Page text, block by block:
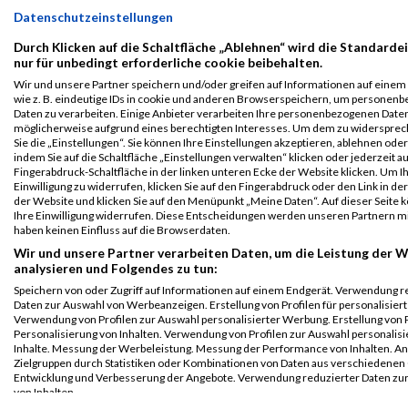
Dillingen/Saar
Einzelwertung
weiblich
Dillingen
/ Saar
B2Run
Dillingen/Saar
Teamwertung
mixed
7068 Jana Harward 0000 GER
Stadt
Dillingen
/ Saar
Legende:
GPos = Geschlechter Position, KPos = Kategorie Position, TPos =
Team Position, DNS = Did not start, DNF = Did not finish, DQ =
Disqualifiziert
Datenschutzeinstellungen
Durch Klicken auf die Schaltfläche „Ablehnen“ wird die
nur für unbedingt erforderliche cookie beibehalten.
Wir und unsere Partner speichern und/oder greifen auf Informationen auf einem
wie z. B. eindeutige IDs in cookie und anderen Browserspeichern, um
Daten zu verarbeiten. Einige Anbieter verarbeiten Ihre personenbezogenen
möglicherweise aufgrund eines berechtigten Interesses. Um dem zu
Sie die „Einstellungen“. Sie können Ihre Einstellungen akzeptieren, ablehnen
indem Sie auf die Schaltfläche „Einstellungen verwalten“ klicken oder jederzeit
Fingerabdruck-Schaltfläche in der linken unteren Ecke der Website klicken. Um
Einwilligung zu widerrufen, klicken Sie auf den Fingerabdruck oder den Link in
der Website und klicken Sie auf den Menüpunkt „Meine Daten“. Auf dieser Seite
Ihre Einwilligung widerrufen. Diese Entscheidungen werden unseren Partnern
haben keinen Einfluss auf die Browserdaten.
Wir und unsere Partner verarbeiten Daten, um die Leistung der
analysieren und Folgendes zu tun:
Speichern von oder Zugriff auf Informationen auf einem Endgerät. Verwendung
Daten zur Auswahl von Werbeanzeigen. Erstellung von Profilen für
Verwendung von Profilen zur Auswahl personalisierter Werbung. Erstellung von
Personalisierung von Inhalten. Verwendung von Profilen zur Auswahl
Inhalte. Messung der Werbeleistung. Messung der Performance von Inhalten.
Zielgruppen durch Statistiken oder Kombinationen von Daten aus
Entwicklung und Verbesserung der Angebote. Verwendung reduzierter Daten
von Inhalten.